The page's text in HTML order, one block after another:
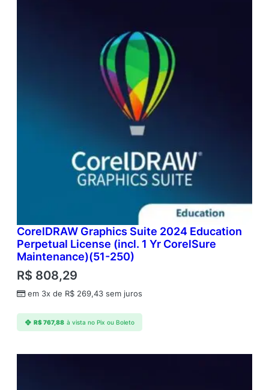
CorelDRAW Graphics Suite 2024 Education
Perpetual License (incl. 1 Yr CorelSure
Maintenance)(51-250)
R$ 808,29
em 3x de R$ 269,43 sem juros
R$767,88 à vista no Pix ou Boleto